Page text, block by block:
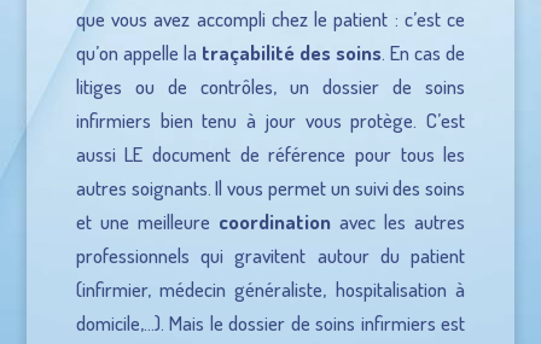
que vous avez accompli chez le patient : c’est ce
qu’on appelle la traçabilité des soins. En cas de
litiges ou de contrôles, un dossier de soins
infirmiers bien tenu à jour vous protège. C’est
aussi LE document de référence pour tous les
autres soignants. Il vous permet un suivi des soins
et une meilleure coordination avec les autres
professionnels qui gravitent autour du patient
(infirmier, médecin généraliste, hospitalisation à
domicile,…). Mais le dossier de soins infirmiers est